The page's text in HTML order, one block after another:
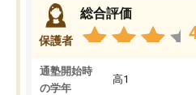
保護者
総合評価
通塾開始時
の学年
高1